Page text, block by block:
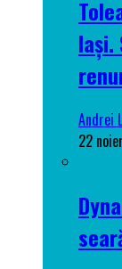
Iași.
Andrei
22